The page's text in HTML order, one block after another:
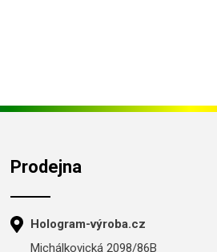
Prodejna
Hologram-výroba.cz
Michálkovická 2098/86B